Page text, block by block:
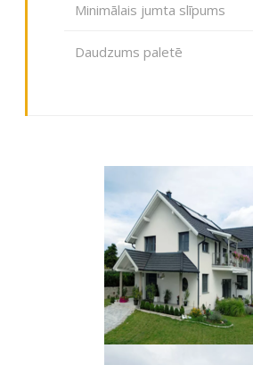
Minimālais jumta slīpums
Daudzums paletē